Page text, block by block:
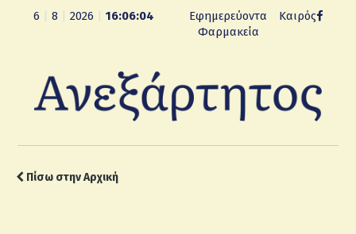
6 8 2026 16:06:05
Εφημερεύοντα
Φαρμακεία
Καιρός
Πίσω στην Αρχική